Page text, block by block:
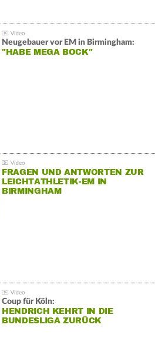
Neugebauer vor EM in Birmingham:
"HABE MEGA BOCK"
FRAGEN UND ANTWORTEN ZUR
LEICHTATHLETIK-EM IN
BIRMINGHAM
Coup für Köln:
HENDRICH KEHRT IN DIE
BUNDESLIGA ZURÜCK